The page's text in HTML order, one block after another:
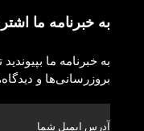
به خبرنامه ما
به خبرنامه ما
بروزرسانی‌ها و